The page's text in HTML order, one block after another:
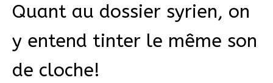
Quant au dossier syrien, on
y entend tinter le même son
de cloche!